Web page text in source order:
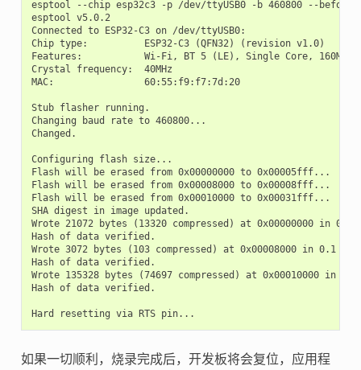
esptool --chip esp32c3 -p /dev/ttyUSB0 -b 460800 --
esptool v5.0.2
Connected to ESP32-C3 on /dev/ttyUSB0:
Chip type:          ESP32-C3 (QFN32) (revision v1.0)
Features:           Wi-Fi, BT 5 (LE), Single Core, 160MHz,
Crystal frequency:  40MHz
MAC:                60:55:f9:f7:7d:20
Stub flasher running.
Changing baud rate to 460800...
Changed.
Configuring flash size...
Flash will be erased from 0x00000000 to 0x00005fff...
Flash will be erased from 0x00008000 to 0x00008fff...
Flash will be erased from 0x00010000 to 0x00031fff...
SHA digest in image updated.
Wrote 21072 bytes (13320 compressed) at 0x00000000 in
Hash of data verified.
Wrote 3072 bytes (103 compressed) at 0x00008000 in 0.1
Hash of data verified.
Wrote 135328 bytes (74697 compressed) at 0x00010000 in
Hash of data verified.
如果一切顺利，烧录完成后，开发板将会复位，应用程